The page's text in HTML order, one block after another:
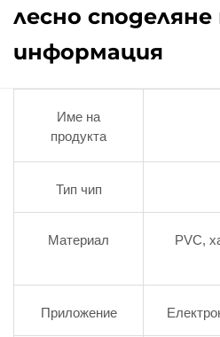
лесно споделяне
информация
Име на
продукта
Тип чип
Материал
PVC,
Приложение